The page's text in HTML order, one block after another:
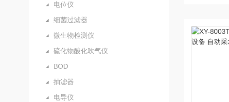
电位仪
细菌过滤器
微生物检测仪
硫化物酸化吹气仪
BOD
抽滤器
电导仪